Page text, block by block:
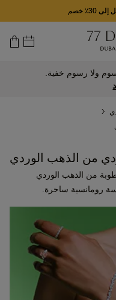
30٪ خصم
ولا رسوم خفية.
من الذهب الوردي
من الذهب الوردي
رومانسية ساحرة.